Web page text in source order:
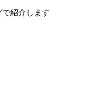
紹介します